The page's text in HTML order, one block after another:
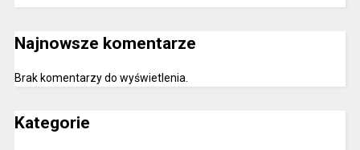
Najnowsze komentarze
Brak komentarzy do wyświetlenia.
Kategorie